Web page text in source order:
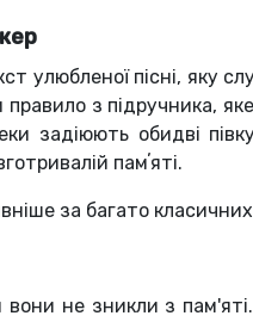
улюбленої пісні, яку
з підручника,
задіюють обидві
памʼяті.
за багато
не зникли з